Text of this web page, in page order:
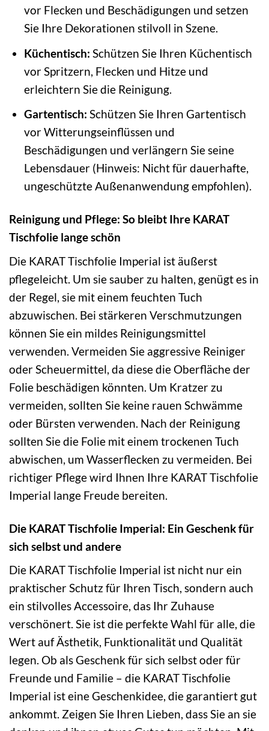
vor Flecken und Beschädigungen und setzen
Sie Ihre Dekorationen stilvoll in Szene.
Küchentisch: Schützen Sie Ihren Küchentisch
vor Spritzern, Flecken und Hitze und
erleichtern Sie die Reinigung.
Gartentisch: Schützen Sie Ihren Gartentisch
vor Witterungseinflüssen und
Beschädigungen und verlängern Sie seine
Lebensdauer (Hinweis: Nicht für dauerhafte,
ungeschützte Außenanwendung empfohlen).
Reinigung und Pflege: So bleibt Ihre KARAT
Tischfolie lange schön
Die KARAT Tischfolie Imperial ist äußerst
pflegeleicht. Um sie sauber zu halten, genügt es in
der Regel, sie mit einem feuchten Tuch
abzuwischen. Bei stärkeren Verschmutzungen
können Sie ein mildes Reinigungsmittel
verwenden. Vermeiden Sie aggressive Reiniger
oder Scheuermittel, da diese die Oberfläche der
Folie beschädigen könnten. Um Kratzer zu
vermeiden, sollten Sie keine rauen Schwämme
oder Bürsten verwenden. Nach der Reinigung
sollten Sie die Folie mit einem trockenen Tuch
abwischen, um Wasserflecken zu vermeiden. Bei
richtiger Pflege wird Ihnen Ihre KARAT Tischfolie
Imperial lange Freude bereiten.
Die KARAT Tischfolie Imperial: Ein Geschenk für
sich selbst und andere
Die KARAT Tischfolie Imperial ist nicht nur ein
praktischer Schutz für Ihren Tisch, sondern auch
ein stilvolles Accessoire, das Ihr Zuhause
verschönert. Sie ist die perfekte Wahl für alle, die
Wert auf Ästhetik, Funktionalität und Qualität
legen. Ob als Geschenk für sich selbst oder für
Freunde und Familie – die KARAT Tischfolie
Imperial ist eine Geschenkidee, die garantiert gut
ankommt. Zeigen Sie Ihren Lieben, dass Sie an sie